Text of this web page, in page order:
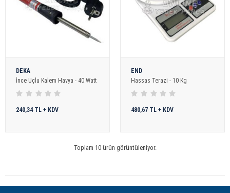
DEKA
İnce Uçlu Kalem Havya - 40 Watt
240,34 TL + KDV
END
Hassas Terazi - 10 Kg
480,67 TL + KDV
Toplam 10 ürün görüntüleniyor.